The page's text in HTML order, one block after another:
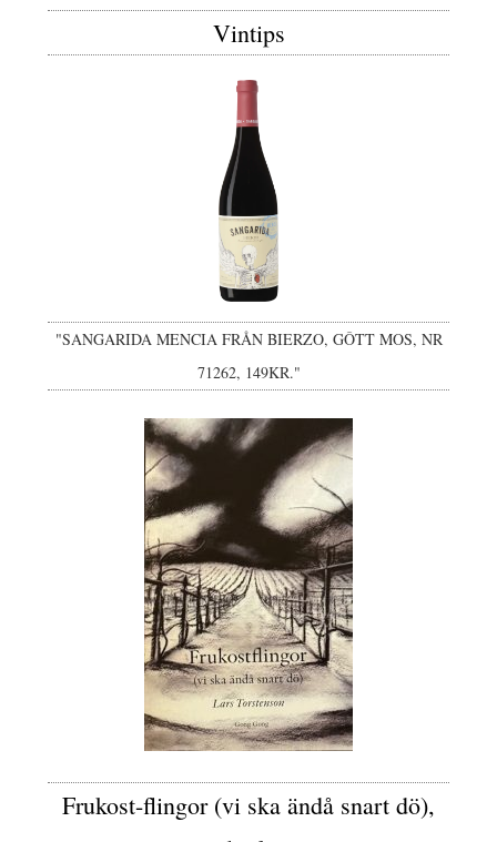
Vintips
"SANGARIDA MENCIA FRÅN BIERZO, GÔTT MOS, NR
71262, 149KR."
Frukost-flingor (vi ska ändå snart dö),